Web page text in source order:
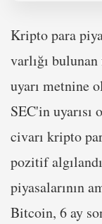
Kripto para
varlığı
uyarı metnine
SEC'in uyarısı
civarı kripto
pozitif
piyasalarının
Bitcoin, 6 ay